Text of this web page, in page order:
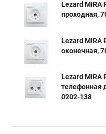
Lezard MIRA
проходная,
Lezard MIRA
оконечная,
Lezard MIRA
телефонная
0202-138